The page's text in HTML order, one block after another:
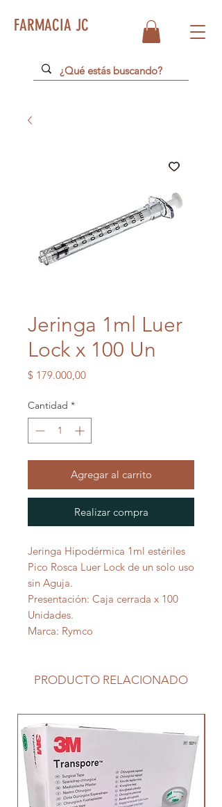
FARMACIA JC
Jeringa 1ml Luer
Lock x 100 Un
$ 179.000,00Precio
Cantidad *
Agregar al carrito
Realizar compra
Jeringa Hipodérmica 1ml estériles
Pico Rosca Luer Lock de un solo uso
sin Aguja.
Presentación: Caja cerrada x 100
Unidades.
Marca: Rymco
PRODUCTO RELACIONADO